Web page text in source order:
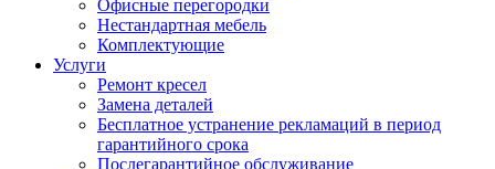
Офисные перегородки
Нестандартная мебель
Комплектующие
Услуги
Ремонт кресел
Замена деталей
Бесплатное устранение рекламаций в период
гарантийного срока
Послегарантийное обслуживание